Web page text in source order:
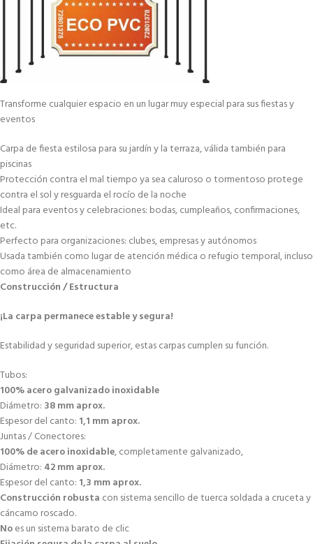
Transforme cualquier espacio en un lugar muy especial para sus fiestas y
eventos
Carpa de fiesta estilosa para su jardín y la terraza, válida también para
piscinas
Protección contra el mal tiempo ya sea caluroso o tormentoso protege
contra el sol y resguarda el rocío de la noche
Ideal para eventos y celebraciones: bodas, cumpleaños, confirmaciones,
etc.
Perfecto para organizaciones: clubes, empresas y autónomos
Usada también como lugar de atención médica o refugio temporal, incluso
como área de almacenamiento
Construcción / Estructura
¡La carpa permanece estable y segura!
Estabilidad y seguridad superior, estas carpas cumplen su función.
Tubos:
100% acero galvanizado inoxidable
Diámetro: 38 mm aprox.
Espesor del canto: 1,1 mm aprox.
Juntas / Conectores:
100% de acero inoxidable, completamente galvanizado,
Diámetro: 42 mm aprox.
Espesor del canto: 1,3 mm aprox.
Construcción robusta con sistema sencillo de tuerca soldada a cruceta y
cáncamo roscado.
Noes un sistema barato de clic